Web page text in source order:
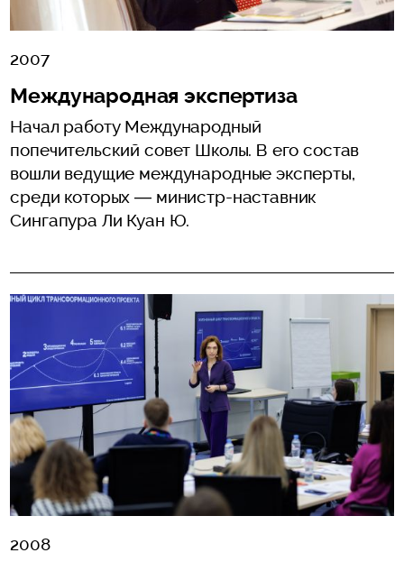
2007
Международная экспертиза
Начал работу Международный
попечительский совет Школы. В его состав
вошли ведущие международные эксперты,
среди которых — министр-наставник
Сингапура Ли Куан Ю.
2008